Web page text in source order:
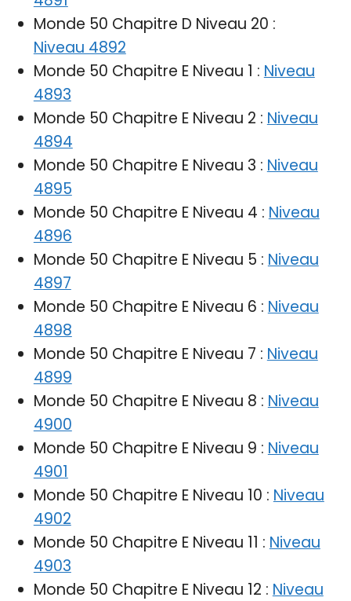
Monde 50 Chapitre D Niveau 20 :
Niveau 4892
Monde 50 Chapitre E Niveau 1 : Niveau
4893
Monde 50 Chapitre E Niveau 2 : Niveau
4894
Monde 50 Chapitre E Niveau 3 : Niveau
4895
Monde 50 Chapitre E Niveau 4 : Niveau
4896
Monde 50 Chapitre E Niveau 5 : Niveau
4897
Monde 50 Chapitre E Niveau 6 : Niveau
4898
Monde 50 Chapitre E Niveau 7 : Niveau
4899
Monde 50 Chapitre E Niveau 8 : Niveau
4900
Monde 50 Chapitre E Niveau 9 : Niveau
4901
Monde 50 Chapitre E Niveau 10 : Niveau
4902
Monde 50 Chapitre E Niveau 11 : Niveau
4903
Monde 50 Chapitre E Niveau 12 : Niveau